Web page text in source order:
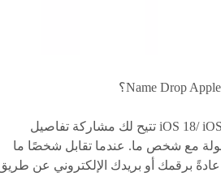
إنها ميزة جديدة في iOS 18/ iOS 17 تتيح لك مشاركة تفاصيل
مع شخص ما. عندما تقابل شخصًا ما
برقمك أو بريدك الإلكتروني عن